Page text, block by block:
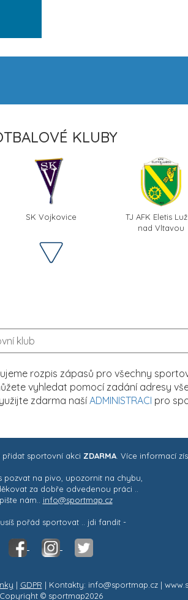
KLUBY
SK Vojkovice
TJ AFK Eletis
nad Vltavou
rozpis zápasů pro všechny
vyhledat pomocí zadání adresy
zdarma naší ADMINISTRACI pro
sportovní akci ZDARMA. Více informací
pozvat na pivo, upozornit na chybu,
za dobře odvedenou práci ..
nám.. info@sportmap.cz
pořád sportovat .. jdi fandit -
| GDPR | Kontakty: info@sportmap.cz |
Copyright © sportmap2026